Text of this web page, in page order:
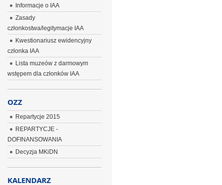
Informacje o IAA
Zasady
członkostwa/legitymacje IAA
Kwestionariusz ewidencyjny
członka IAA
Lista muzeów z darmowym
wstępem dla członków IAA
OZZ
Repartycje 2015
REPARTYCJE -
DOFINANSOWANIA
Decyzja MKiDN
KALENDARZ